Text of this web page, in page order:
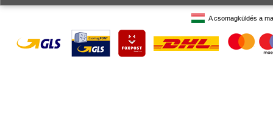
A csomagküldés a